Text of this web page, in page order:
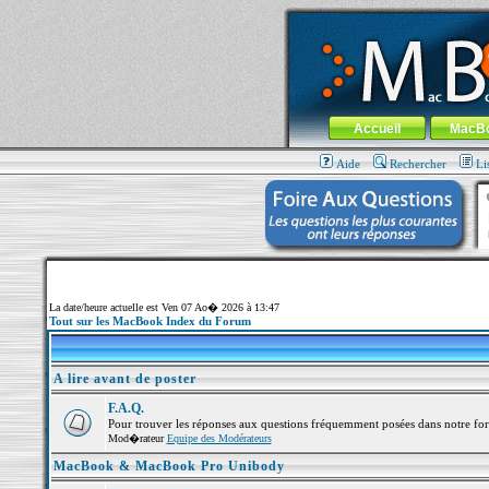
MacBook-fr.com : 100% Apple... 100%
Aller au contenu-Aller au menu
Menu général
Accueil
Aide Rechercher
La date/heure actuelle est Ven 07 Ao� 2026 à 13:47
Tout sur les MacBook Index du Forum
A lire avant de poster
F.A.Q.
Pour trouver les réponses aux questions fréquemment posées dans notre
Mod�rateurEquipe des Modérateurs
MacBook & MacBook Pro Unibody